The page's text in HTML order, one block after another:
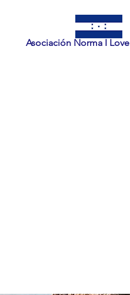
Asociación Norma I Love